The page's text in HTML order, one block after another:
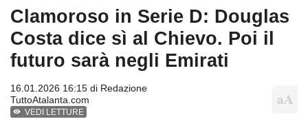
Clamoroso in Serie D: Douglas
Costa dice sì al Chievo. Poi il
futuro sarà negli Emirati
16.01.2026 16:15 di Redazione
TuttoAtalanta.com
VEDI LETTURE